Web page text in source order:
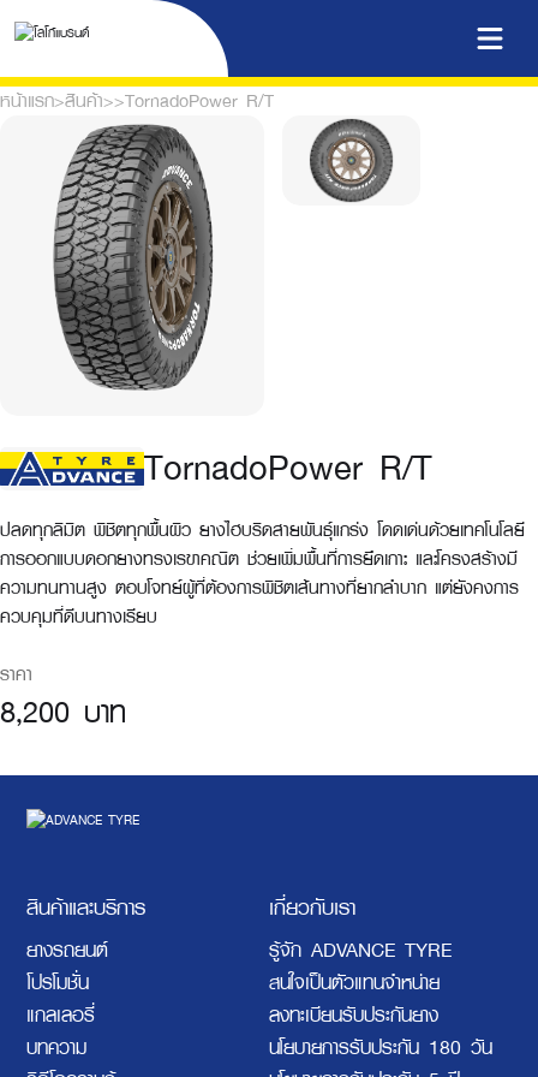
หน้าแรก>สินค้า>>TornadoPower R/T
TornadoPower R/T
ปลดทุกลิมิต พิชิตทุกพื้นผิว ยางไฮบริดสายพันธุ์แกร่ง โดดเด่นด้วยเทคโนโลยี
การออกแบบดอกยางทรงเรขาคณิต ช่วยเพิ่มพื้นที่การยึดเกาะ และโครงสร้างมี
ความทนทานสูง ตอบโจทย์ผู้ที่ต้องการพิชิตเส้นทางที่ยากลำบาก แต่ยังคงการ
ควบคุมที่ดีบนทางเรียบ
ราคา
8,200 บาท
สินค้าและบริการ
ยางรถยนต์
โปรโมชั่น
แกลเลอรี่
บทความ
เกี่ยวกับเรา
รู้จัก ADVANCE TYRE
สนใจเป็นตัวแทนจำหน่าย
ลงทะเบียนรับประกันยาง
นโยบายการรับประกัน 180 วัน